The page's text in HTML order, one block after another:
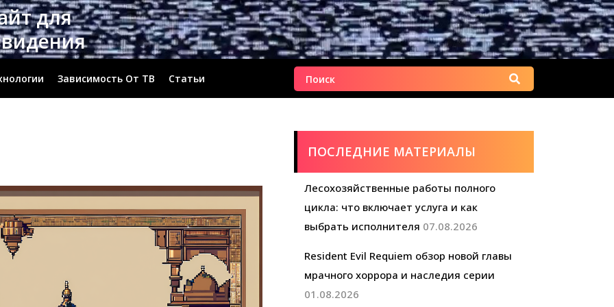
для
Зависимость От ТВ Статьи Найти:
ПОСЛЕДНИЕ МАТЕРИАЛЫ
Лесохозяйственные работы полного
цикла: что включает услуга и как
выбрать исполнителя 07.08.2026
Resident Evil Requiem обзор новой главы
мрачного хоррора и наследия серии
01.08.2026